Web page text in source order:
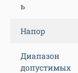
ь
Напор
Диапазон
допустимых